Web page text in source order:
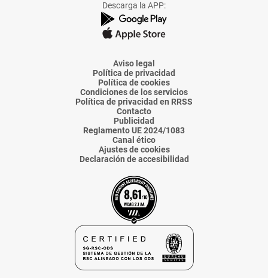
de
La
Voz
Almería
de
La
Voz
Almería
de
La
Voz
Almería
de
La
Voz
Almería
de
La
Voz
Descarga la APP:
Aviso legal
Política de privacidad
Política de cookies
Condiciones de los servicios
Política de privacidad en RRSS
Contacto
Publicidad
Reglamento UE 2024/1083
Canal ético
Ajustes de cookies
Declaración de accesibilidad